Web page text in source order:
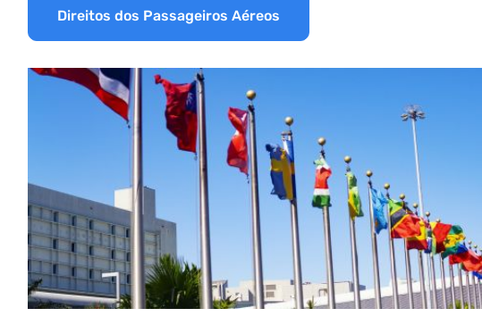
Direitos dos Passageiros Aéreos